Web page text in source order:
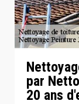
par
20 ans